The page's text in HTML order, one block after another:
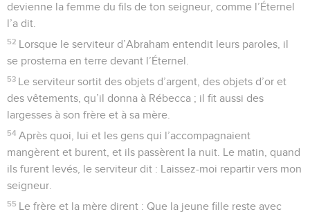
devienne la femme du fils de ton seigneur, comme l’Éternel
l’a dit.
52 Lorsque le serviteur d’Abraham entendit leurs paroles, il
se prosterna en terre devant l’Éternel.
53 Le serviteur sortit des objets d’argent, des objets d’or et
des vêtements, qu’il donna à Rébecca ; il fit aussi des
largesses à son frère et à sa mère.
54 Après quoi, lui et les gens qui l’accompagnaient
mangèrent et burent, et ils passèrent la nuit. Le matin, quand
ils furent levés, le serviteur dit : Laissez-moi repartir vers mon
seigneur.
55 Le frère et la mère dirent : Que la jeune fille reste avec